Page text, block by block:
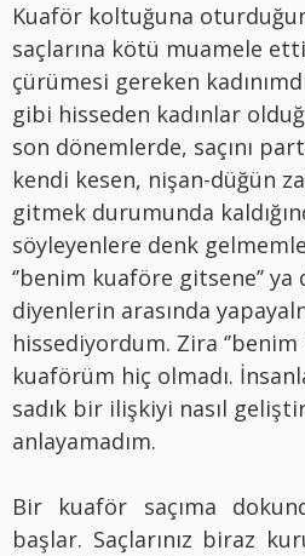
Kuaför koltuğuna
saçlarına kötü muamele
çürümesi gereken
gibi hisseden kadınlar
son dönemlerde, saçını
kendi kesen, nişan-düğün
gitmek durumunda
söyleyenlere denk
‘’benim kuaföre gitsene’’ ya
diyenlerin arasında
hissediyordum. Zira
kuaförüm hiç olmadı.
sadık bir ilişkiyi nasıl
anlayamadım.
Bir kuaför saçıma
başlar. Saçlarınız biraz